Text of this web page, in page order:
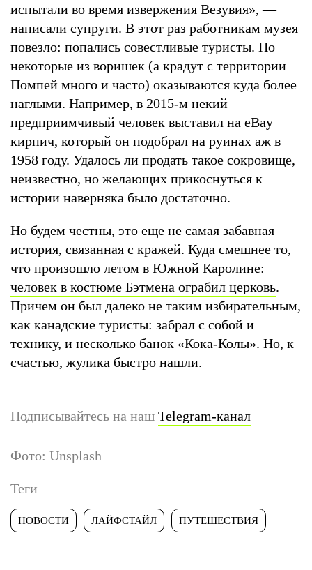
испытали во время извержения Везувия», —
написали супруги. В этот раз работникам музея
повезло: попались совестливые туристы. Но
некоторые из воришек (а крадут с территории
Помпей много и часто) оказываются куда более
наглыми. Например, в 2015-м некий
предприимчивый человек выставил на eBay
кирпич, который он подобрал на руинах аж в
1958 году. Удалось ли продать такое сокровище,
неизвестно, но желающих прикоснуться к
истории наверняка было достаточно.
Но будем честны, это еще не самая забавная
история, связанная с кражей. Куда смешнее то,
что произошло летом в Южной Каролине:
человек в костюме Бэтмена ограбил церковь.
Причем он был далеко не таким избирательным,
как канадские туристы: забрал с собой и
технику, и несколько банок «Кока-Колы». Но, к
счастью, жулика быстро нашли.
Подписывайтесь на наш Telegram-канал
Фото: Unsplash
Теги
НОВОСТИ ЛАЙФСТАЙЛ ПУТЕШЕСТВИЯ